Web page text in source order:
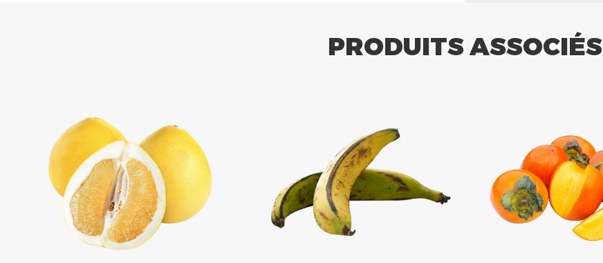
PRODUITS ASSOCIÉS